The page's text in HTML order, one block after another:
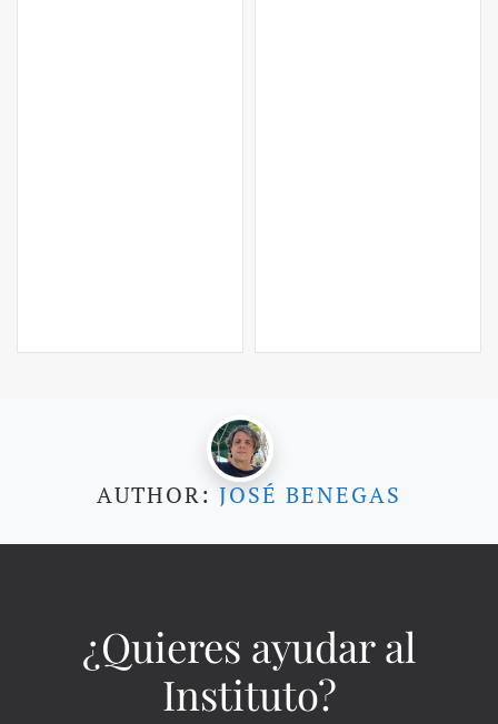
AUTHOR: JOSÉ BENEGAS
¿Quieres ayudar al
Instituto?